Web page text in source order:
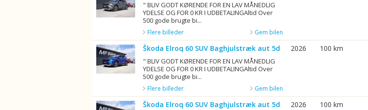
" BLIV GODT KØRENDE FOR EN LAV MÅNEDLIG
YDELSE OG FOR 0 KR I UDBETALINGAltid Over
500 gode brugte bi...
Gem bilen
Flere billeder
Škoda Elroq 60 SUV Baghjulstræk aut 5d
" BLIV GODT KØRENDE FOR EN LAV MÅNEDLIG
YDELSE OG FOR 0 KR I UDBETALINGAltid Over
500 gode brugte bi...
Gem bilen
Flere billeder
2026 100 km
Škoda Elroq 60 SUV Baghjulstræk aut 5d 2026 100 km